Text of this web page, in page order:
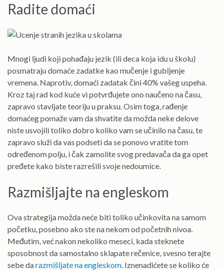
Radite domaći
Mnogi ljudi koji pohađaju jezik (ili deca koja idu u školu)
posmatraju domaće zadatke kao mučenje i gubljenje
vremena. Naprotiv, domaći zadatak čini 40% vašeg uspeha.
Kroz taj rad kod kuće vi potvrđujete ono naučeno na času,
zapravo stavljate teoriju u praksu. Osim toga, rađenje
domaćeg pomaže vam da shvatite da možda neke delove
niste usvojili toliko dobro koliko vam se učinilo na času, te
zapravo služi da vas podseti da se ponovo vratite tom
određenom polju, i čak zamolite svog predavača da ga opet
pređete kako biste razrešili svoje nedoumice.
Razmišljajte na engleskom
Ova strategija možda neće biti toliko učinkovita na samom
početku, posebno ako ste na nekom od početnih nivoa.
Međutim, već nakon nekoliko meseci, kada steknete
sposobnost da samostalno sklapate rečenice, svesno terajte
sebe darazmišljate na engleskom. Iznenadićete se koliko će